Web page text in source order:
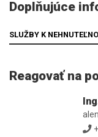
Doplňujúce
SLUŽBY K
Reagovať na